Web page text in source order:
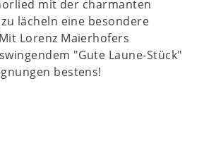
mit der charmanten
lächeln eine besondere
Lorenz Maierhofers
"Gute Laune-Stück"
bestens!